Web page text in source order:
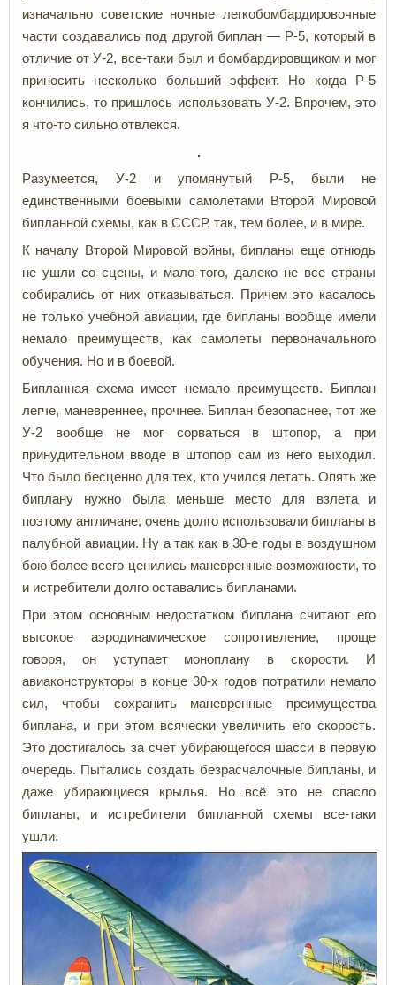
изначально советские ночные легкобомбардировочные
части создавались под другой биплан — Р-5, который в
отличие от У-2, все-таки был и бомбардировщиком и мог
приносить несколько больший эффект. Но когда Р-5
кончились, то пришлось использовать У-2. Впрочем, это
я что-то сильно отвлекся.
Разумеется, У-2 и упомянутый Р-5, были не
единственными боевыми самолетами Второй Мировой
бипланной схемы, как в СССР, так, тем более, и в мире.
К началу Второй Мировой войны, бипланы еще отнюдь
не ушли со сцены, и мало того, далеко не все страны
собирались от них отказываться. Причем это касалось
не только учебной авиации, где бипланы вообще имели
немало преимуществ, как самолеты первоначального
обучения. Но и в боевой.
Бипланная схема имеет немало преимуществ. Биплан
легче, маневреннее, прочнее. Биплан безопаснее, тот же
У-2 вообще не мог сорваться в штопор, а при
принудительном вводе в штопор сам из него выходил.
Что было бесценно для тех, кто учился летать. Опять же
биплану нужно была меньше место для взлета и
поэтому англичане, очень долго использовали бипланы в
палубной авиации. Ну а так как в 30-е годы в воздушном
бою более всего ценились маневренные возможности, то
и истребители долго оставались бипланами.
При этом основным недостатком биплана считают его
высокое аэродинамическое сопротивление, проще
говоря, он уступает моноплану в скорости. И
авиаконструкторы в конце 30-х годов потратили немало
сил, чтобы сохранить маневренные преимущества
биплана, и при этом всячески увеличить его скорость.
Это достигалось за счет убирающегося шасси в первую
очередь. Пытались создать безрасчалочные бипланы, и
даже убирающиеся крылья. Но всё это не спасло
бипланы, и истребители бипланной схемы все-таки
ушли.